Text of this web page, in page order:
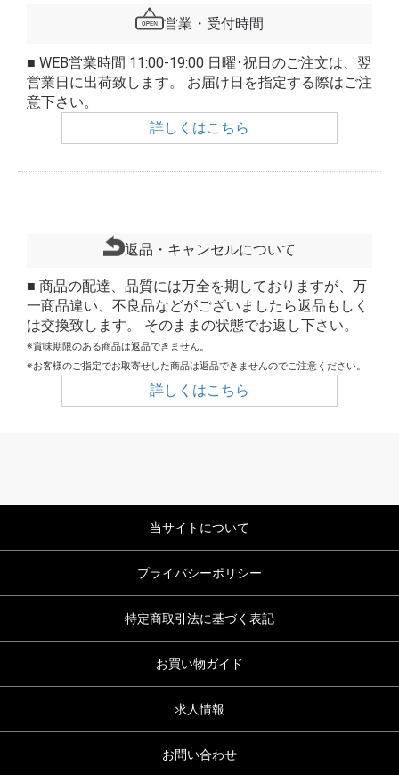
営業・受付時間
■ WEB営業時間 11:00-19:00 日曜･祝日のご注文は、翌
営業日に出荷致します。 お届け日を指定する際はご注
意下さい。
詳しくはこちら
返品・キャンセルについて
■ 商品の配達、品質には万全を期しておりますが、万
一商品違い、不良品などがございましたら返品もしく
は交換致します。 そのままの状態でお返し下さい。
※賞味期限のある商品は返品できません。
※お客様のご指定でお取寄せした商品は返品できませんのでご注意ください。
詳しくはこちら
当サイトについて
プライバシーポリシー
特定商取引法に基づく表記
お買い物ガイド
求人情報
お問い合わせ